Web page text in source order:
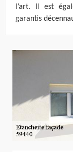
l’art. Il est
garantis